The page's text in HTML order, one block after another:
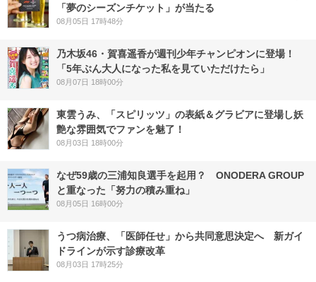
「夢のシーズンチケット」が当たる
08月05日 17時48分
乃木坂46・賀喜遥香が週刊少年チャンピオンに登場！
「5年ぶん大人になった私を見ていただけたら」
08月07日 18時00分
東雲うみ、「スピリッツ」の表紙＆グラビアに登場し妖
艶な雰囲気でファンを魅了！
08月03日 18時00分
なぜ59歳の三浦知良選手を起用？ ONODERA GROUP
と重なった「努力の積み重ね」
08月05日 16時00分
うつ病治療、「医師任せ」から共同意思決定へ 新ガイ
ドラインが示す診療改革
08月03日 17時25分